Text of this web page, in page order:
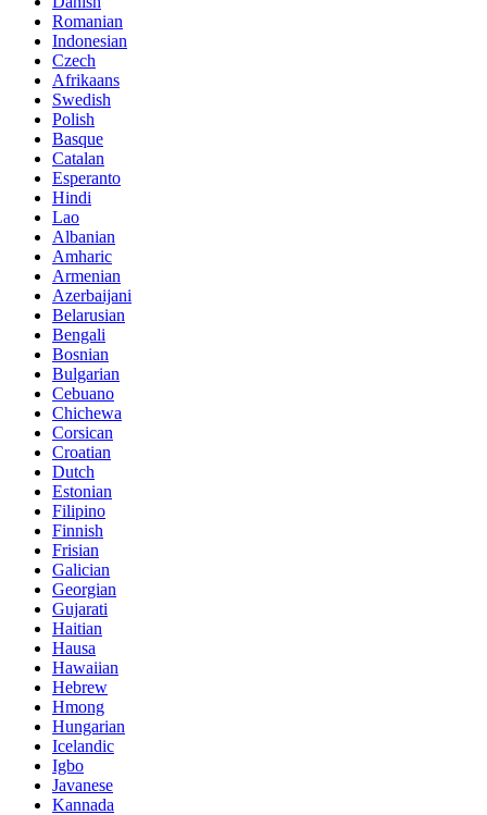
Romanian
Indonesian
Czech
Afrikaans
Swedish
Polish
Basque
Catalan
Esperanto
Hindi
Lao
Albanian
Amharic
Armenian
Azerbaijani
Belarusian
Bengali
Bosnian
Bulgarian
Cebuano
Chichewa
Corsican
Croatian
Dutch
Estonian
Filipino
Finnish
Frisian
Galician
Georgian
Gujarati
Haitian
Hausa
Hawaiian
Hebrew
Hmong
Hungarian
Icelandic
Igbo
Javanese
Kannada